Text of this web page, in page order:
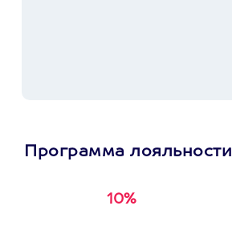
Программа лояльности
10%